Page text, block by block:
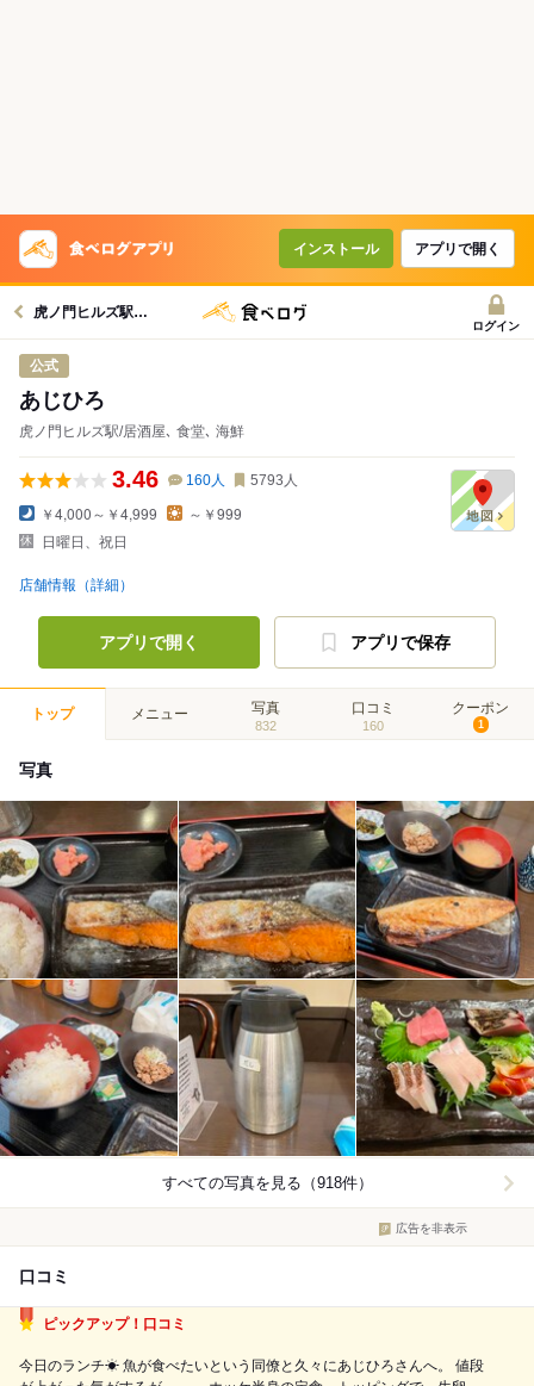
インストール アプリで開く
虎ノ門ヒルズ駅グルメへ
ログイン
公式
あじひろ
虎ノ門ヒルズ駅/居酒屋､ 食堂､ 海鮮
3.46 160人 5793 人
￥4,000～￥4,999
～￥999
日曜日、祝日
店舗情報（詳細）
アプリで開く アプリで保存
トップ メニュー 写真
832
口コミ
160
クーポン
1
写真
すべての写真を見る（918件）
広告を非表示
口コミ
ピックアップ！口コミ
今日のランチ☀ 魚が食べたいという同僚と久々にあじひろさんへ。 値段